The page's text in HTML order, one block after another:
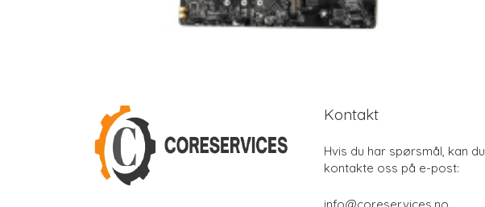
Kontakt
Hvis du har spørsmål, kan du
kontakte oss på e-post: